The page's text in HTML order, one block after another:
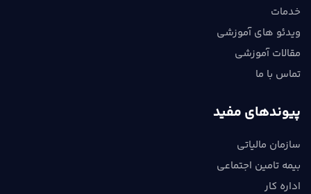
خدمات
ویدئو های آموزشی
مقالات آموزشی
تماس با ما
پیوندهای مفید
سازمان مالیاتی
بیمه تامین اجتماعی
اداره کار